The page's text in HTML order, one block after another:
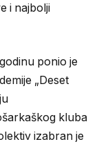
i najbolji
ponio je
„Deset
kluba
izabran je